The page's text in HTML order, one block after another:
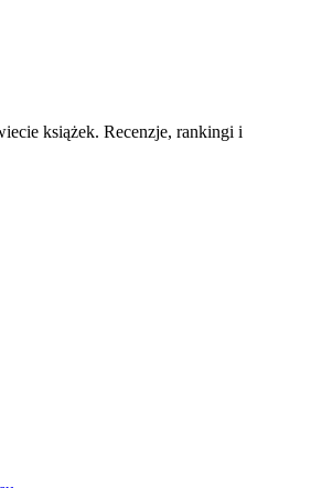
książek. Recenzje, rankingi i